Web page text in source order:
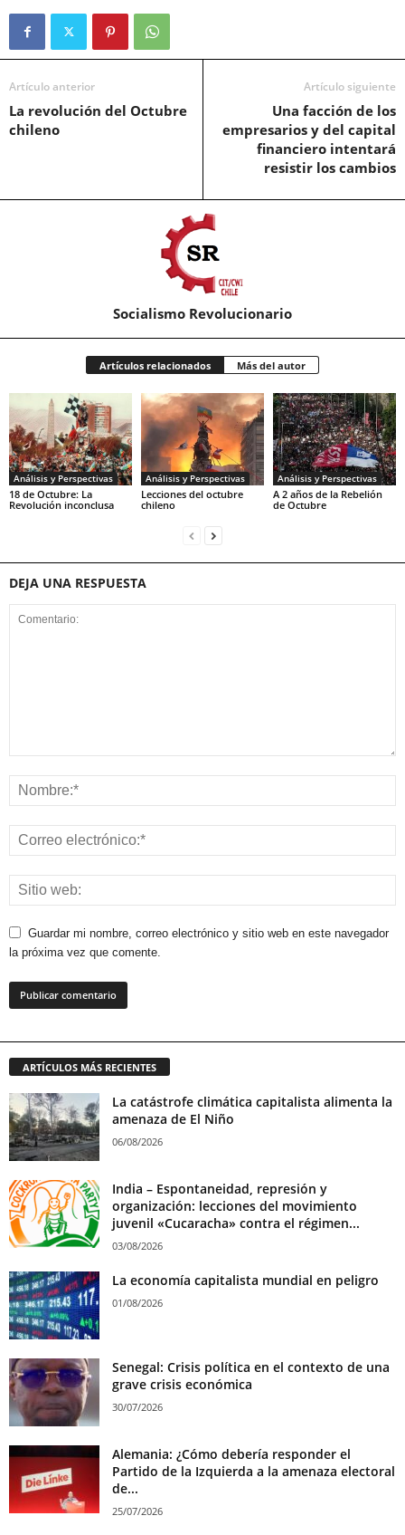
Artículo anterior
La revolución del Octubre
chileno
Artículo siguiente
Una facción de los
empresarios y del capital
financiero intentará
resistir los cambios
Socialismo Revolucionario
Artículos relacionados Más del autor
Análisis y Perspectivas
18 de Octubre: La
Revolución inconclusa
Análisis y Perspectivas
Lecciones del octubre
chileno
Análisis y Perspectivas
A 2 años de la Rebelión
de Octubre
DEJA UNA RESPUESTA
Guardar mi nombre, correo electrónico y sitio web en este navegador
la próxima vez que comente.
ARTÍCULOS MÁS RECIENTES
La catástrofe climática capitalista alimenta la
amenaza de El Niño
06/08/2026
India – Espontaneidad, represión y
organización: lecciones del movimiento
juvenil «Cucaracha» contra el régimen...
03/08/2026
La economía capitalista mundial en peligro
01/08/2026
Senegal: Crisis política en el contexto de una
grave crisis económica
30/07/2026
Alemania: ¿Cómo debería responder el
Partido de la Izquierda a la amenaza electoral
de...
25/07/2026